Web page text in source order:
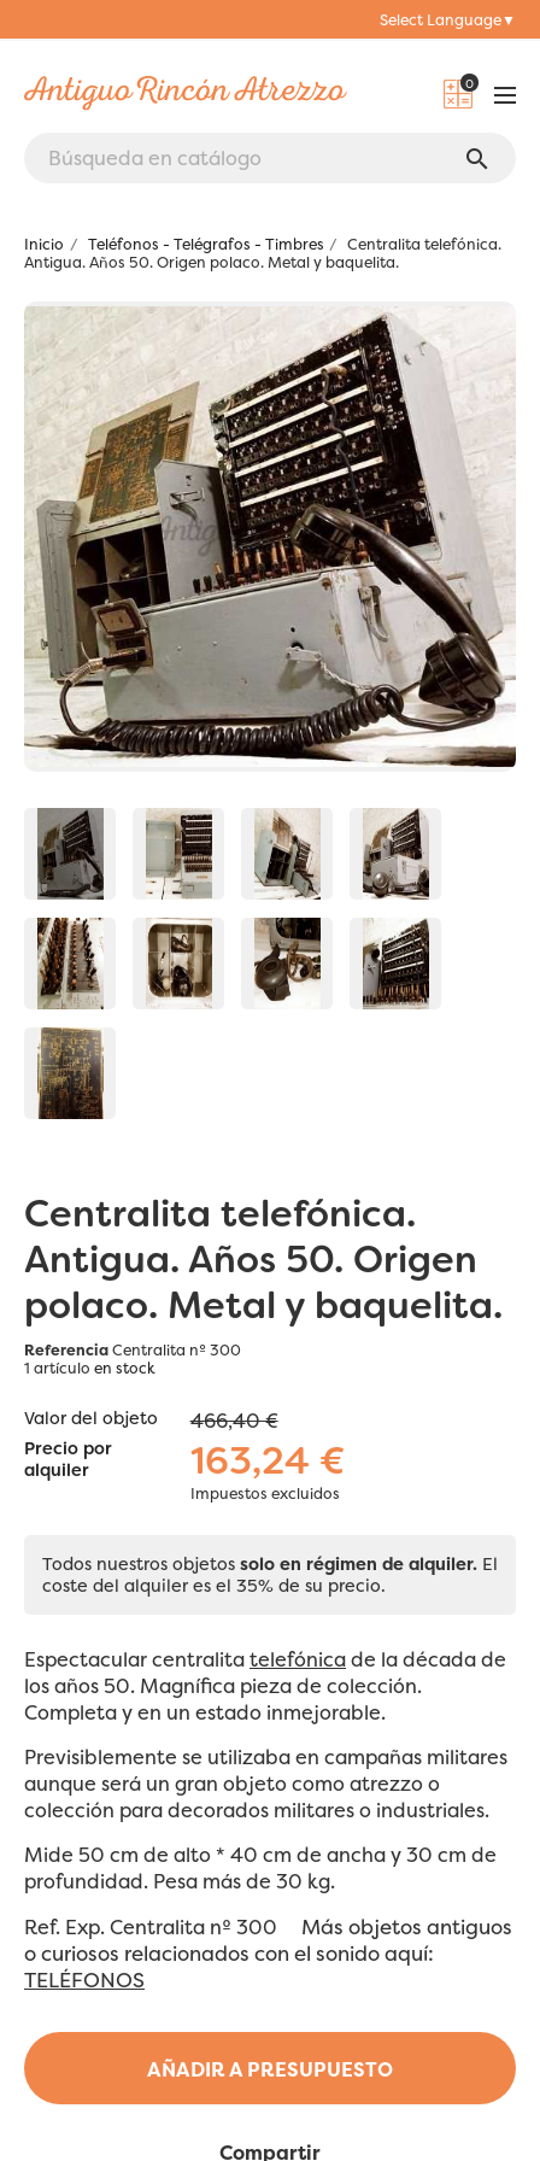
Select Language▼
0
search
Inicio Teléfonos - Telégrafos - Timbres
Centralita telefónica.
Antigua. Años 50. Origen polaco. Metal y baquelita.
Centralita telefónica.
Antigua. Años 50. Origen
polaco. Metal y baquelita.
ReferenciaCentralita nº 300
1 artículo en stock
AÑADIR A PRESUPUESTO
Valor del objeto 466,40 €
Precio por
alquiler
163,24 €
Impuestos excluidos
Todos nuestros objetos solo en régimen de alquiler. El
coste del alquiler es el 35% de su precio.
Espectacular centralitatelefónicade la década de
los años 50. Magnífica pieza de colección.
Completa y en un estado inmejorable.
Previsiblemente se utilizaba en campañas militares
aunque será un gran objeto como atrezzo o
colección para decorados militares o industriales.
Mide 50 cm de alto * 40 cm de ancha y 30 cm de
profundidad. Pesa más de 30 kg.
Ref. Exp. Centralita nº 300 Más objetos antiguos
o curiosos relacionados con el sonido aquí:
TELÉFONOS
Compartir